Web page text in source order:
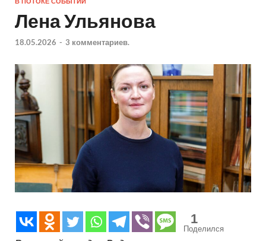
Лена Ульянова
18.05.2026 - 3 комментариев.
1
Поделился